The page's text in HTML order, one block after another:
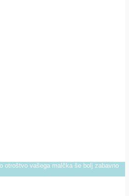
otroštvo vašega malčka še bolj zabavno